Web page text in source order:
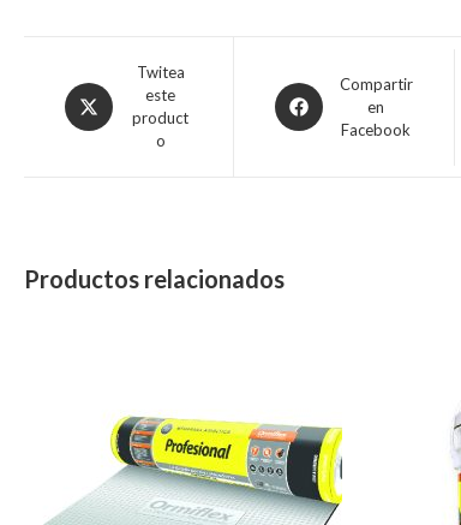
Twitea
este
product
o
Compartir
en
Facebook
Productos relacionados